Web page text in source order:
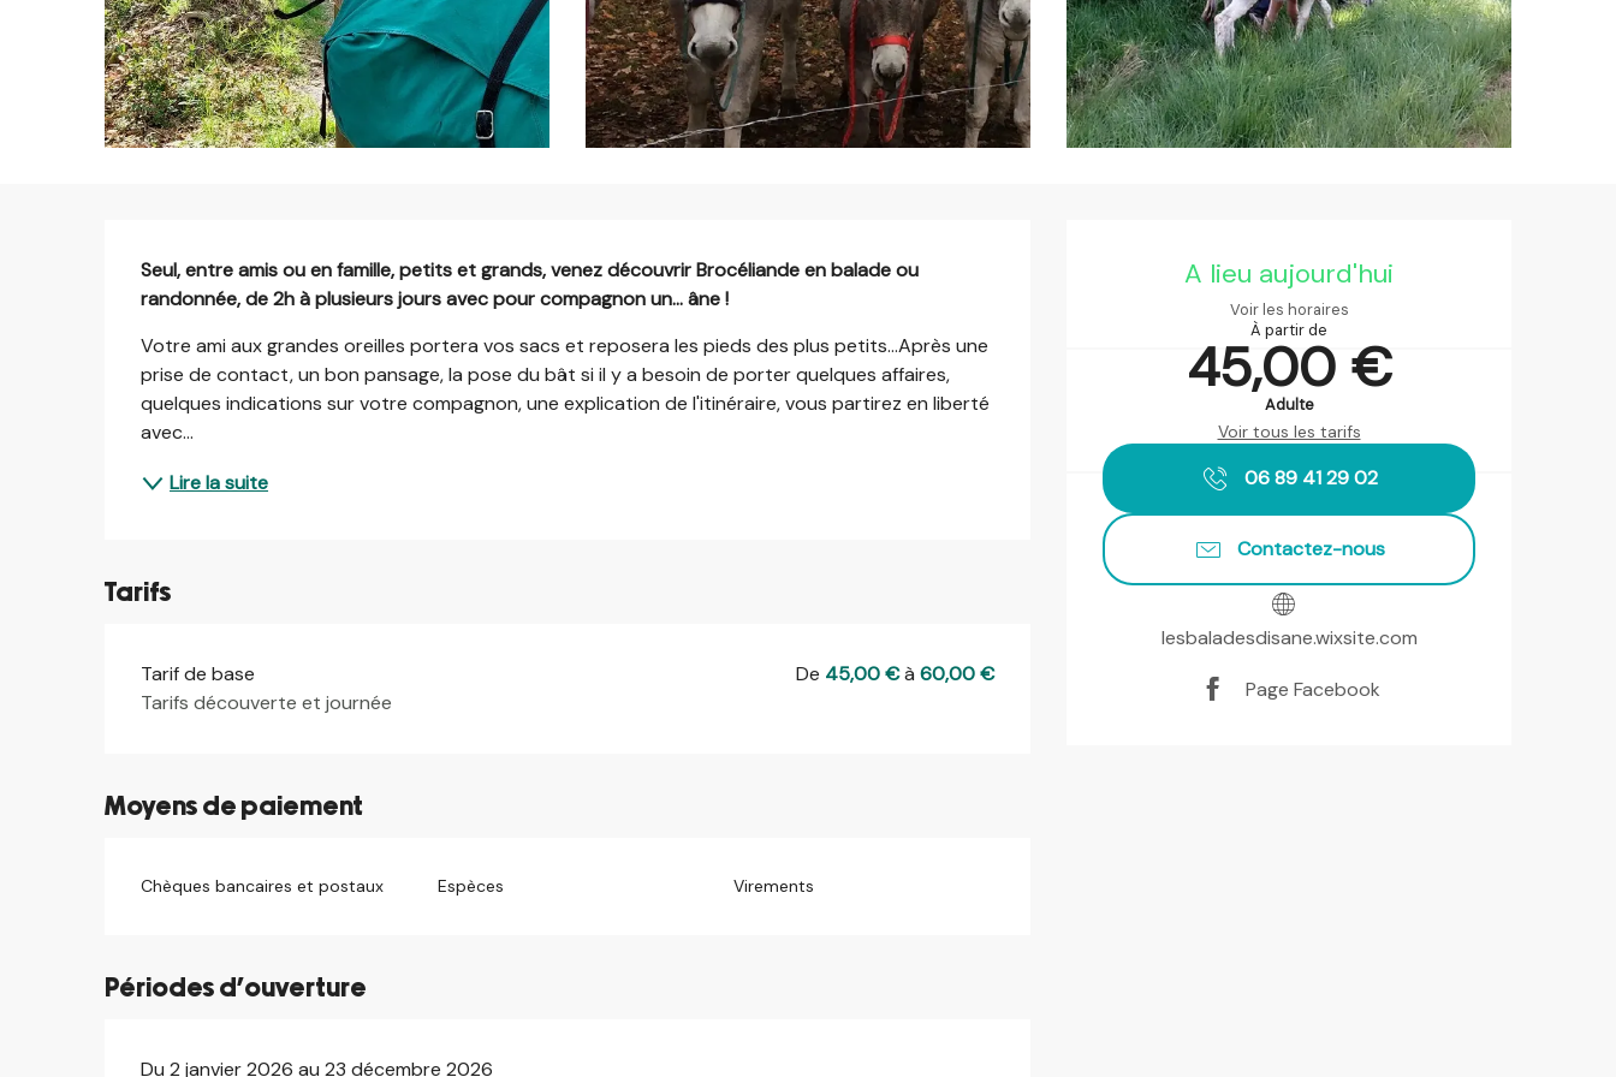
A lieu aujourd'hui
Voir les horaires
À partir de
45,00 €
Adulte
Voir tous les tarifs
06 89 41 29 02
Contactez-nous
lesbaladesdisane.wixsite.com
Page Facebook
Seul, entre amis ou en famille, petits et grands, venez découvrir Brocéliande en balade ou
randonnée, de 2h à plusieurs jours avec pour compagnon un... âne !
Votre ami aux grandes oreilles portera vos sacs et reposera les pieds des plus petits...Après une
prise de contact, un bon pansage, la pose du bât si il y a besoin de porter quelques affaires,
quelques indications sur votre compagnon, une explication de l'itinéraire, vous partirez en liberté
avec...
Lire la suite
Tarifs
Tarifs 2026
Tarif de base
Tarifs découverte et journée
De 45,00 €à60,00 €
Moyens de paiement
Chèques bancaires et postaux Espèces Virements
Périodes d'ouverture
Du 2 janvier 2026 au 23 décembre 2026